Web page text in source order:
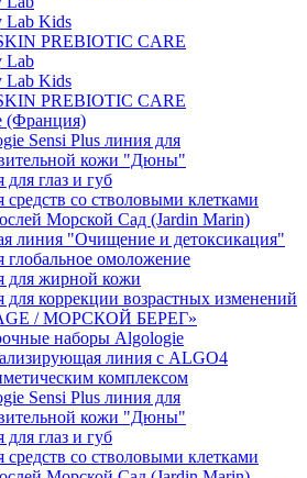
Lab Kids
PREBIOTIC CARE
Lab
Lab Kids
PREBIOTIC CARE
(Франция)
Sensi Plus линия для
кожи "Дюны"
глаз и губ
со стволовыми клетками
Морской Сад (Jardin Marin)
линия "Очищение и детоксикация"
глобальное омоложение
для жирной кожи
для коррекции возрастных изменений
/ МОРСКОЙ БЕРЕГ»
наборы Algologie
линия с ALGO4
комплексом
Sensi Plus линия для
кожи "Дюны"
глаз и губ
со стволовыми клетками